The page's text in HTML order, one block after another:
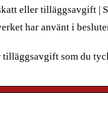
eller tilläggsavgift |
har använt i
som du